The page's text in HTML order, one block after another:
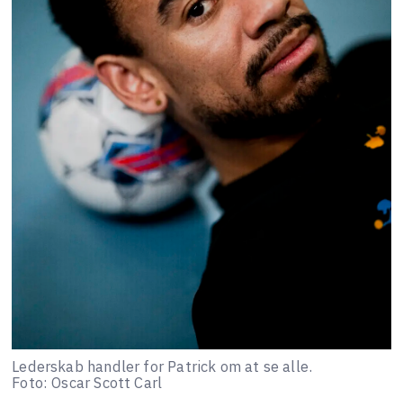
Lederskab handler for Patrick om at se alle.
Foto: Oscar Scott Carl